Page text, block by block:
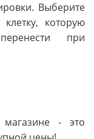
Выберите
которую
при
- это